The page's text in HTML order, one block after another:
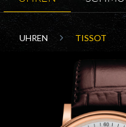
UHREN TISSOT